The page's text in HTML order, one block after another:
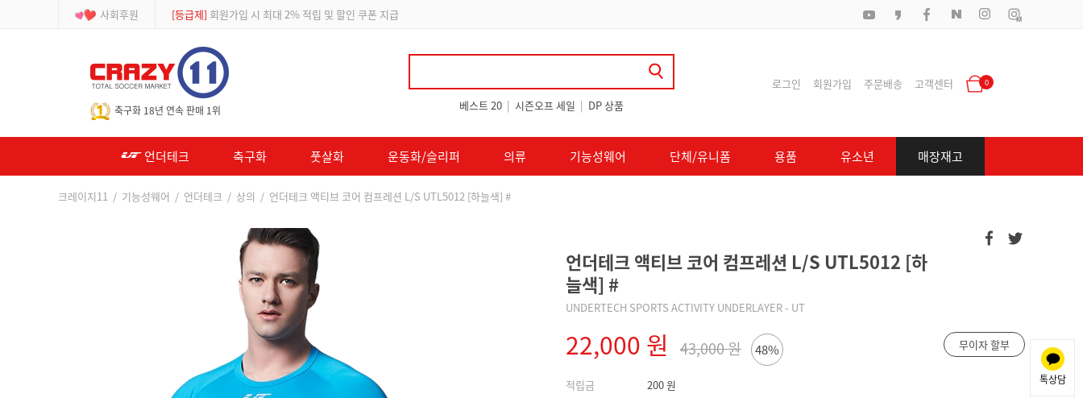
사회후원 [등급제] 회원가입 시 최대 2% 적립 및 할인 쿠폰 지급
축구화 18년 연속 판매 1위 베스트 20 | 시즌오프 세일 | DP 상품
로그인 회원가입 주문배송 고객센터 0
언더테크 축구화 풋살화 운동화/슬리퍼 의류 기능성웨어 단체/유니폼 용품 유소년 매장재고
크레이지11 / 기능성웨어 / 언더테크 / 상의 / 언더테크 액티브 코어 컴프레션 L/S UTL5012 [하늘색] #
언더테크 액티브 코어 컴프레션 L/S UTL5012 [하
늘색] #
UNDERTECH SPORTS ACTIVITY UNDERLAYER - UT
22,000 원 43,000 원 48% 무이자 할부
적립금
200 원
톡상담